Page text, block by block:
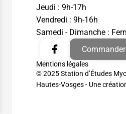
Jeudi : 9h-17h
Vendredi : 9h-16h
Samedi - Dimanche :
Mentions légales
© 2025 Station d’Études
Hautes-Vosges - Une